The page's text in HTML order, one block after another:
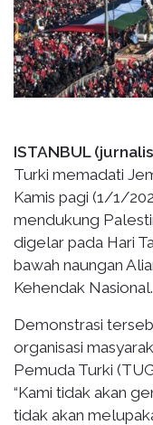
ISTANBUL
Turki memadati
Kamis pagi (1/1/
mendukung
digelar pada Hari
bawah naungan
Kehendak Nasional.
Demonstrasi
organisasi
Pemuda Turki
“Kami tidak akan
tidak akan